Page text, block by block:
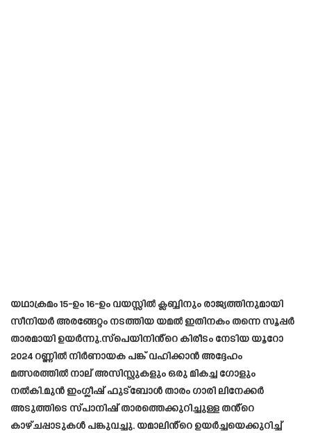
യഥാക്രമം 15-ഉം 16-ഉം വയസ്സിൽ ക്ലബ്ബിനും രാജ്യത്തിനുമായി
സീനിയർ അരങ്ങേറ്റം നടത്തിയ യമൽ ഇതിനകം തന്നെ സൂപ്പർ
താരമായി ഉയർന്നു.സ്പെയിനിൻ്റെ കിരീടം നേടിയ യൂറോ
2024 റണ്ണിൽ നിർണായക പങ്ക് വഹിക്കാൻ അദ്ദേഹം
മത്സരത്തിൽ നാല് അസിസ്റ്റുകളും ഒരു മികച്ച ഗോളും
നൽകി.മുൻ ഇംഗ്ലീഷ് ഫുട്ബോൾ താരം ഗാരി ലിനേക്കർ
അടുത്തിടെ സ്പാനിഷ് താരത്തെക്കുറിച്ചുള്ള തൻ്റെ
കാഴ്ചപ്പാടുകൾ പങ്കുവച്ചു. യമാലിൻ്റെ ഉയർച്ചയെക്കുറിച്ച്